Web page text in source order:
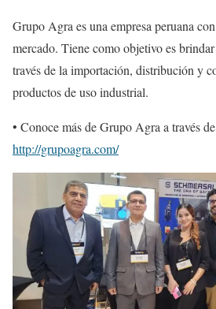
Grupo Agra es una empresa peruana
mercado. Tiene como objetivo es
través de la importación, distribución y
productos de uso industrial.
• Conoce más de Grupo Agra a través
http://grupoagra.com/